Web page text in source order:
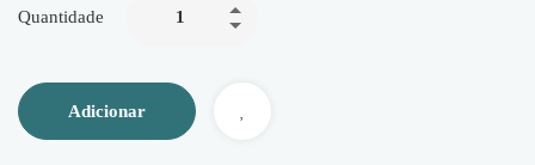
Quantidade
Adicionar